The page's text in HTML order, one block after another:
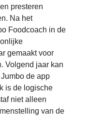
presteren
Na het
Foodcoach in de
gemaakt voor
Volgend jaar kan
de app
is de logische
niet alleen
van de